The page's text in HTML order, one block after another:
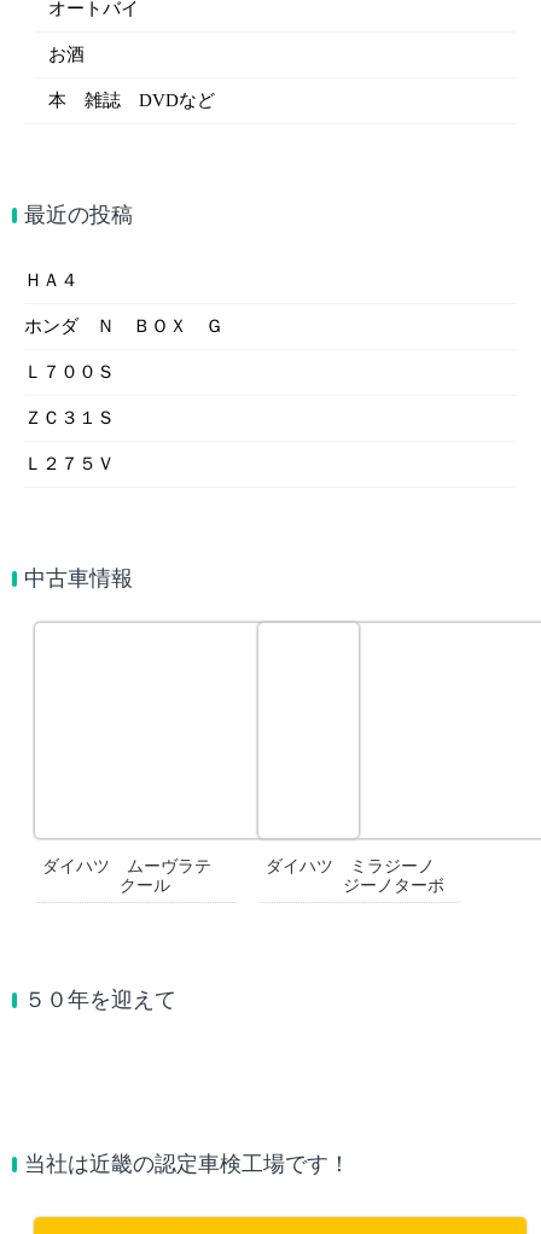
オートバイ
お酒
本 雑誌 DVDなど
最近の投稿
ＨＡ４
ホンダ Ｎ ＢＯＸ Ｇ
Ｌ７００Ｓ
ＺＣ３１Ｓ
Ｌ２７５Ｖ
中古車情報
ダイハツ ムーヴラテ
クール
ダイハツ ミラジーノ
ジーノターボ
５０年を迎えて
当社は近畿の認定車検工場です！